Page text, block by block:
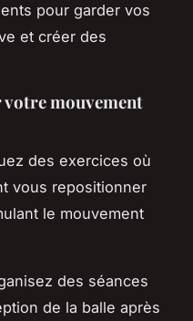
pour garder vos
et créer des
mouvement
des exercices où
vous repositionner
le mouvement
des séances
de la balle après